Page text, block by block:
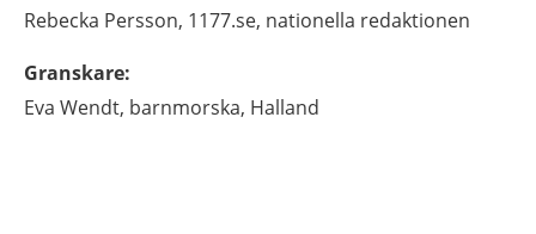
Rebecka Persson, 1177.se, nationella redaktionen
Granskare:
Eva Wendt, barnmorska, Halland